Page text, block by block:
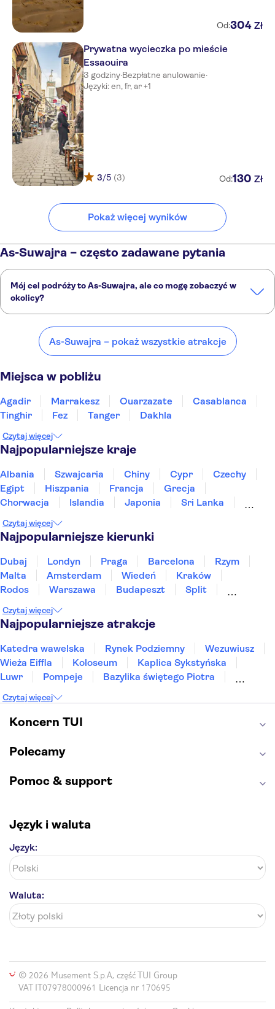
Od:304 Zł
Prywatna wycieczka po mieście
Essaouira
3 godziny·Bezpłatne anulowanie·
Języki: en, fr, ar +1
3/5 (3) Od:130 Zł
Pokaż więcej wyników
As-Suwajra – często zadawane pytania
Mój cel podróży to As-Suwajra, ale co mogę zobaczyć w
okolicy?
ciekawe miejsca, takie jak:
Marrakesz Ouarzazate Casablanca
As-Suwajra – pokaż wszystkie atrakcje
Miejsca w pobliżu
Agadir Marrakesz Ouarzazate
Casablanca
Tinghir
Fez Tanger Dakhla
Czytaj więcej
Najpopularniejsze kraje
Albania Szwajcaria Chiny Cypr
Czechy
Egipt
Hiszpania Francja
Grecja
Chorwacja
Islandia Japonia
Sri Lanka
Tunezja
Turcja Wietnam
Czytaj więcej
Najpopularniejsze kierunki
Dubaj Londyn Praga Barcelona
Rzym
Malta
Amsterdam Wiedeń
Kraków
Rodos
Warszawa Budapeszt
Split
Sopot
Gdynia Zakopane
Czytaj więcej
Najpopularniejsze atrakcje
Katedra wawelska Rynek Podziemny
Wezuwiusz
Wieża Eiffla
Koloseum
Kaplica Sykstyńska
Luwr
Pompeje
Bazylika świętego Piotra
Etna
Wawel Park Güell
Alhambra
Caminito del Rey
Czytaj więcej
Koncern TUI
Polecamy
Pomoc & support
Język i waluta
Język:
Waluta:
© 2026 Musement S.p.A, część TUI Group
VAT IT07978000961 Licencja nr 170695